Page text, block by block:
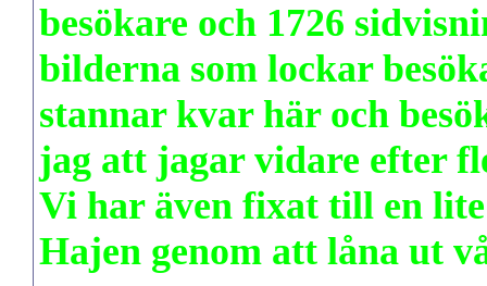
besökare och 1726
bilderna som lockar
stannar kvar här och
jag att jagar vidare efter
Vi har även fixat till en
Hajen genom att låna ut